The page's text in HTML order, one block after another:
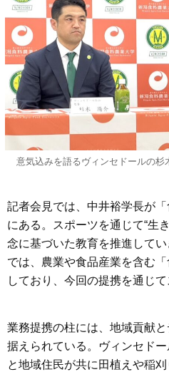
意気込みを語るヴィンセドールの
記者会見では、中井裕学長が
にある。スポーツを通じて“生
念に基づいた教育を推進して
では、農業や食品産業を含む
しており、今回の提携を通じ
業務提携の柱には、地域貢献
据えられている。ヴィンセド
と地域住民が共に田植えや稲